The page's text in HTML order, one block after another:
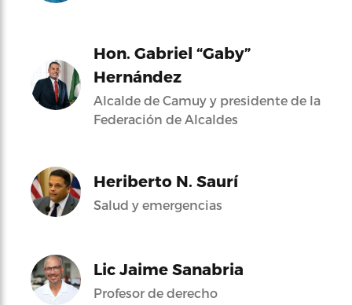
Hon. Gabriel “Gaby”
Hernández
Alcalde de Camuy y presidente de la
Federación de Alcaldes
Heriberto N. Saurí
Salud y emergencias
Lic Jaime Sanabria
Profesor de derecho